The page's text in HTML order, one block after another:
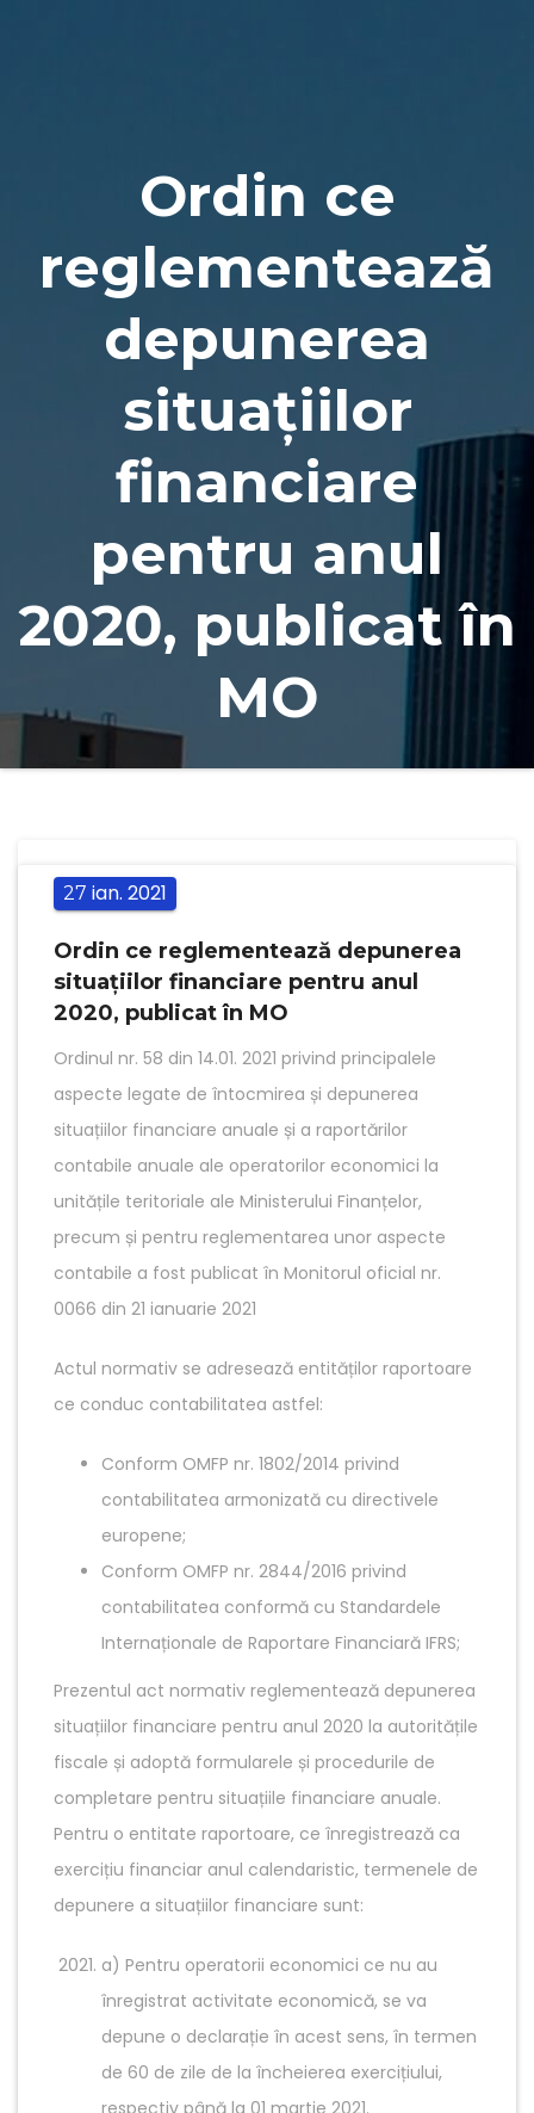
Ordin ce
reglementează
depunerea
situațiilor
financiare
pentru anul
2020, publicat în
MO
27 ian. 2021
Ordin ce reglementează depunerea
situațiilor financiare pentru anul
2020, publicat în MO
Ordinul nr. 58 din 14.01. 2021 privind principalele
aspecte legate de întocmirea și depunerea
situațiilor financiare anuale și a raportărilor
contabile anuale ale operatorilor economici la
unitățile teritoriale ale Ministerului Finanțelor,
precum și pentru reglementarea unor aspecte
contabile a fost publicat în Monitorul oficial nr.
0066 din 21 ianuarie 2021
Actul normativ se adresează entităților raportoare
ce conduc contabilitatea astfel:
Conform OMFP nr. 1802/2014 privind
contabilitatea armonizată cu directivele
europene;
Conform OMFP nr. 2844/2016 privind
contabilitatea conformă cu Standardele
Internaționale de Raportare Financiară IFRS;
Prezentul act normativ reglementează depunerea
situațiilor financiare pentru anul 2020 la autoritățile
fiscale și adoptă formularele și procedurile de
completare pentru situațiile financiare anuale.
Pentru o entitate raportoare, ce înregistrează ca
exercițiu financiar anul calendaristic, termenele de
depunere a situațiilor financiare sunt:
a) Pentru operatorii economici ce nu au
înregistrat activitate economică, se va
depune o declarație în acest sens, în termen
de 60 de zile de la încheierea exercițiului,
respectiv până la 01 martie 2021.